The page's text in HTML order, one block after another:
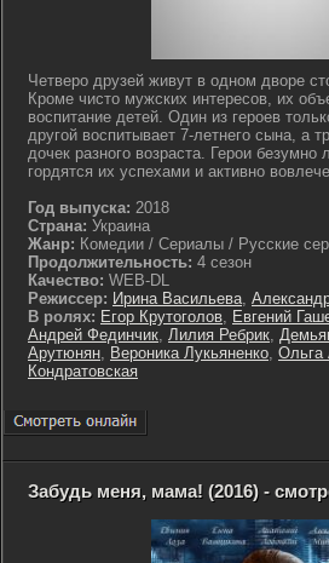
Четверо друзей живут в одном дворе
Кроме чисто мужских интересов, их
воспитание детей. Один из героев
другой воспитывает 7-летнего сына, а
дочек разного возраста. Герои безумно
гордятся их успехами и активно
Год выпуска: 2018
Страна: Украина
Жанр: Комедии / Сериалы / Русские
Продолжительность: 4 сезон
Качество: WEB-DL
Режиссер: Ирина Васильева,
В ролях: Егор Крутоголов, Евгений
Андрей Фединчик, Лилия Ребрик,
Арутюнян, Вероника Лукьяненко, Ольга
Кондратовская
Забудь меня, мама! (2016) -